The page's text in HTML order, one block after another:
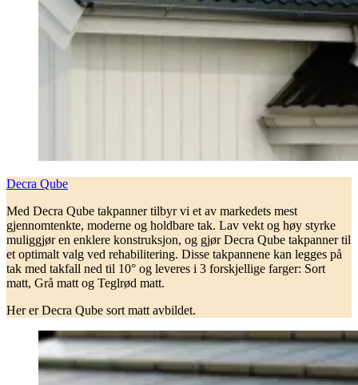
Decra Qube
Med Decra Qube takpanner tilbyr vi et av markedets mest
gjennomtenkte, moderne og holdbare tak. Lav vekt og høy styrke
muliggjør en enklere konstruksjon, og gjør Decra Qube takpanner til
et optimalt valg ved rehabilitering. Disse takpannene kan legges på
tak med takfall ned til 10° og leveres i 3 forskjellige farger: Sort
matt, Grå matt og Teglrød matt.
Her er Decra Qube sort matt avbildet.